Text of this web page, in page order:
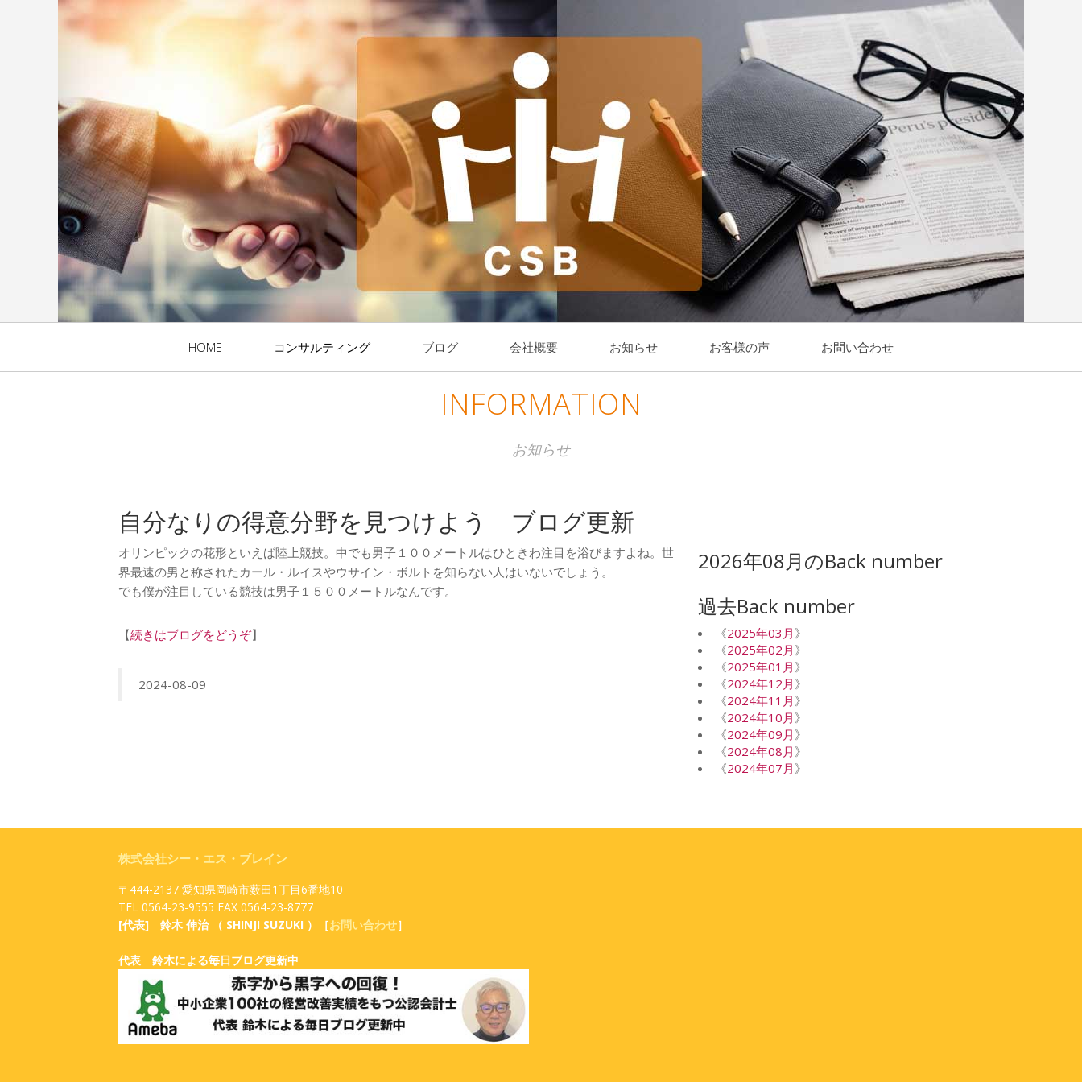
HOME コンサルティング ブログ 会社概要 お知らせ お客様の声 お問い合わせ
INFORMATION
お知らせ
自分なりの得意分野を見つけよう ブログ更新
オリンピックの花形といえば陸上競技。中でも男子１００メートルはひときわ注目を浴びますよね。世
界最速の男と称されたカール・ルイスやウサイン・ボルトを知らない人はいないでしょう。
でも僕が注目している競技は男子１５００メートルなんです。
【続きはブログをどうぞ】
2024-08-09
2026年08月のBack number
過去Back number
《2025年03月 》
《2025年02月 》
《2025年01月 》
《2024年12月 》
《2024年11月 》
《2024年10月 》
《2024年09月 》
《2024年08月 》
《2024年07月 》
株式会社シー・エス・ブレイン
〒444-2137 愛知県岡崎市薮田1丁目6番地10
TEL 0564-23-9555 FAX 0564-23-8777
[代表] 鈴木 伸治 （ SHINJI SUZUKI ）［お問い合わせ］
代表 鈴木による毎日ブログ更新中